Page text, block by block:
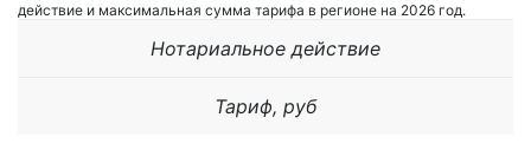
действие и максимальная сумма тарифа в регионе на 2026 год.
Нотариальное действие
Тариф, руб